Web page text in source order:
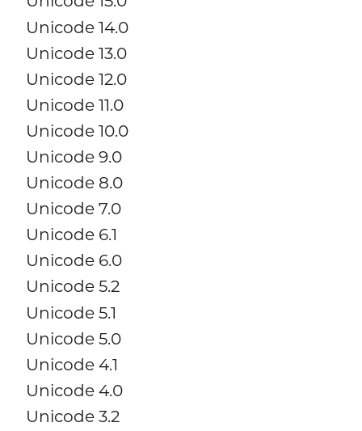
Unicode 14.0
Unicode 13.0
Unicode 12.0
Unicode 11.0
Unicode 10.0
Unicode 9.0
Unicode 8.0
Unicode 7.0
Unicode 6.1
Unicode 6.0
Unicode 5.2
Unicode 5.1
Unicode 5.0
Unicode 4.1
Unicode 4.0
Unicode 3.2